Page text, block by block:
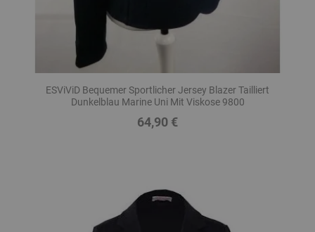
ESViViD Bequemer Sportlicher Jersey Blazer Tailliert
Dunkelblau Marine Uni Mit Viskose 9800
Preis
64,90 €